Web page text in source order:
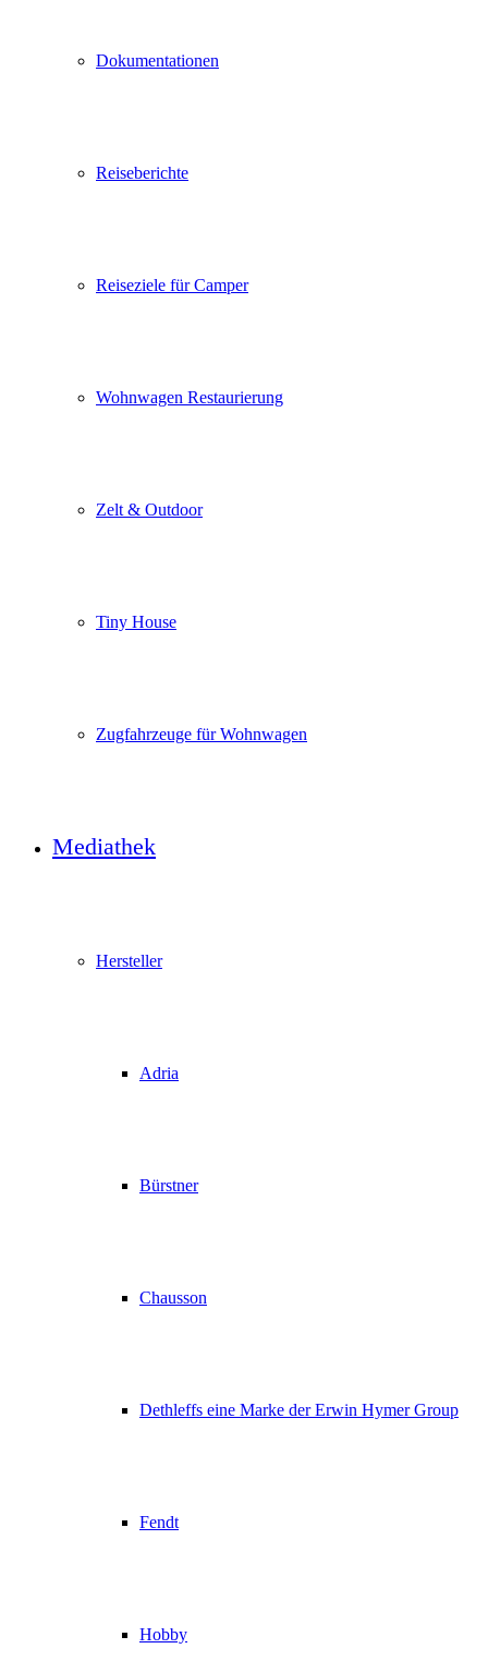
Dokumentationen
Reiseberichte
Reiseziele für Camper
Wohnwagen Restaurierung
Zelt & Outdoor
Tiny House
Zugfahrzeuge für Wohnwagen
Mediathek
Hersteller
Adria
Bürstner
Chausson
Dethleffs eine Marke der Erwin Hymer Group
Fendt
Hobby